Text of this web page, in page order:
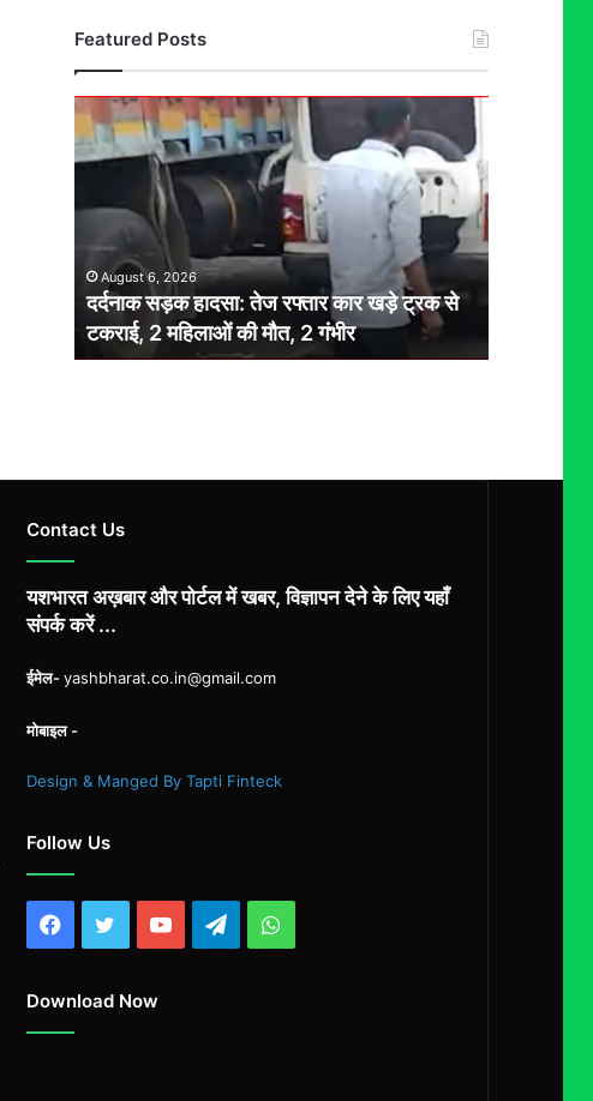
Featured Posts
दर्दनाक
सड़क
हादसा:
रफ्तार
ट्रक
टकराई,
2
गंभीर
August 6, 2026
दर्दनाक सड़क हादसा: तेज रफ्तार कार खड़े ट्रक से
टकराई, 2 महिलाओं की मौत, 2 गंभीर
Contact Us
यशभारत अख़बार और पोर्टल में खबर, विज्ञापन देने के लिए यहाँ
संपर्क करें ...
ईमेल-yashbharat.co.in@gmail.com
मोबाइल -
Design & Manged By Tapti Finteck
Follow Us
Facebook
TwitterYouTubeTelegramWhatsApp
Download Now